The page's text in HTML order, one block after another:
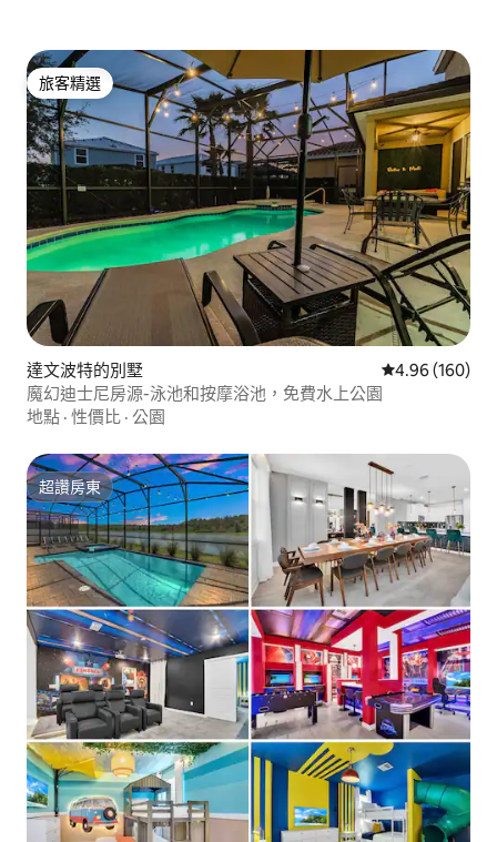
旅客精選
旅客精選
達文波特的別墅 從 160 則評價
4.96 (160)
魔幻迪士尼房源-泳池和按摩浴池，免費水上公園
地點 · 性價比 · 公園
超讚房東
超讚房東